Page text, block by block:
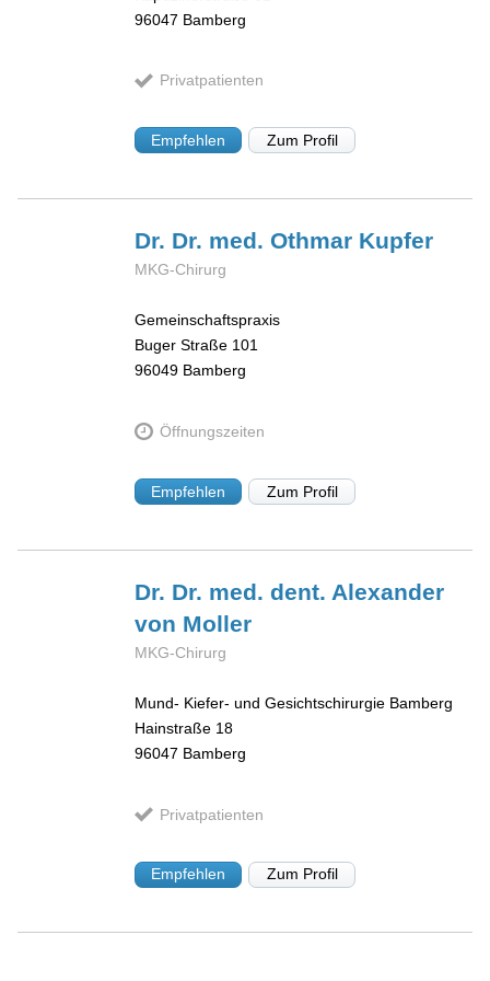
96047 Bamberg
Privatpatienten
Empfehlen Zum Profil
Dr. Dr. med. Othmar Kupfer
MKG-Chirurg
Gemeinschaftspraxis
Buger Straße 101
96049 Bamberg
Öffnungszeiten
Empfehlen Zum Profil
Dr. Dr. med. dent. Alexander
von Moller
MKG-Chirurg
Mund- Kiefer- und Gesichtschirurgie Bamberg
Hainstraße 18
96047 Bamberg
Privatpatienten
Empfehlen Zum Profil